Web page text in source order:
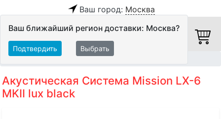
Ваш город: Москва
Ваш ближайший регион доставки: Москва?
Подтвердить Выбрать
Акустическая Система Mission LX-6
MKII lux black